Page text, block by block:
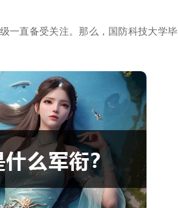
一直备受关注。那么，国防科技大学毕